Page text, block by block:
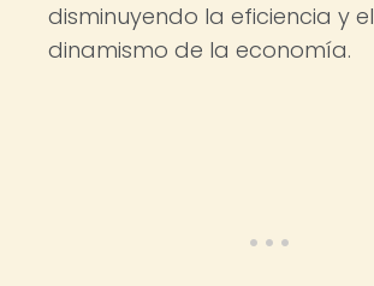
disminuyendo la eficiencia y el
dinamismo de la economía.